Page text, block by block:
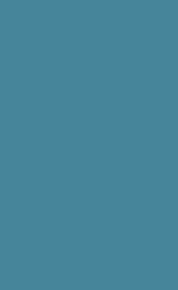
recueille ces
coeur de mes
Ces images et les
partitions
personne avec
numéro de la